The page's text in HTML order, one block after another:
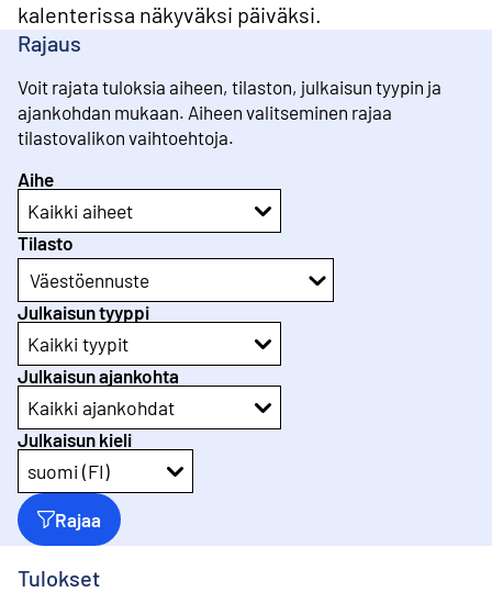
kalenterissa näkyväksi päiväksi.
Rajaus
Voit rajata tuloksia aiheen, tilaston, julkaisun tyypin ja
ajankohdan mukaan. Aiheen valitseminen rajaa
tilastovalikon vaihtoehtoja.
Aihe
Kaikki aiheet
Tilasto
Väestöennuste
Julkaisun tyyppi
Kaikki tyypit
Julkaisun ajankohta
Kaikki ajankohdat
Julkaisun kieli
suomi (FI)
Rajaa
Tulokset